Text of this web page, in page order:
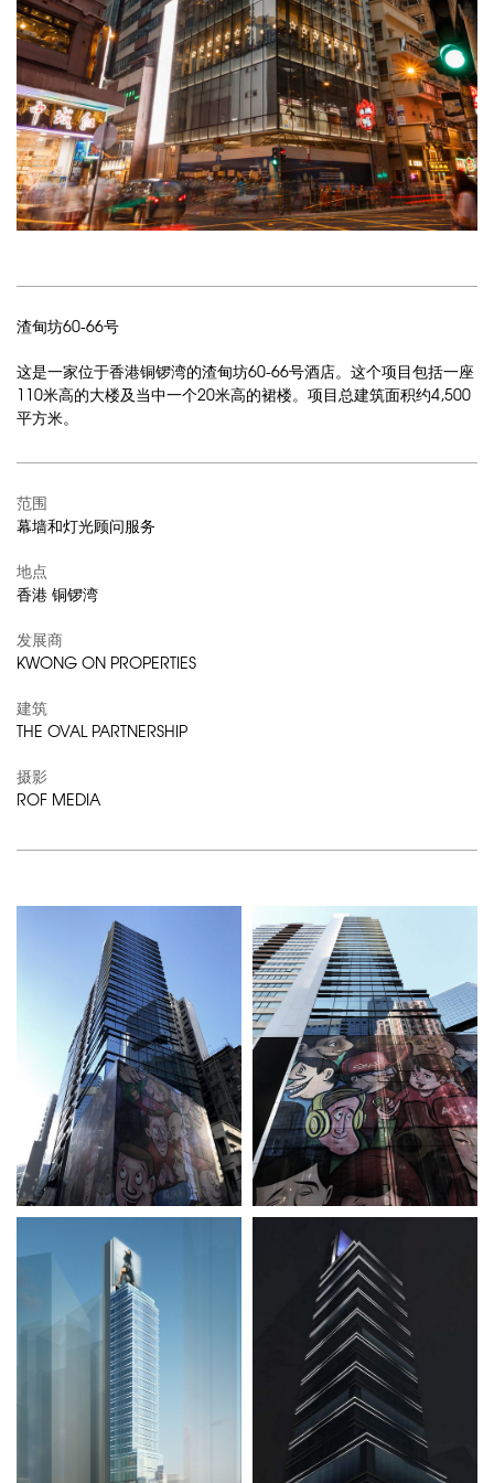
渣甸坊60-66号
这是一家位于香港铜锣湾的渣甸坊60-66号酒店。这个项目包括一座
110米高的大楼及当中一个20米高的裙楼。项目总建筑面积约4,500
平方米。
范围
幕墙和灯光顾问服务
地点
香港 铜锣湾
发展商
KWONG ON PROPERTIES
建筑
THE OVAL PARTNERSHIP
摄影
ROF MEDIA